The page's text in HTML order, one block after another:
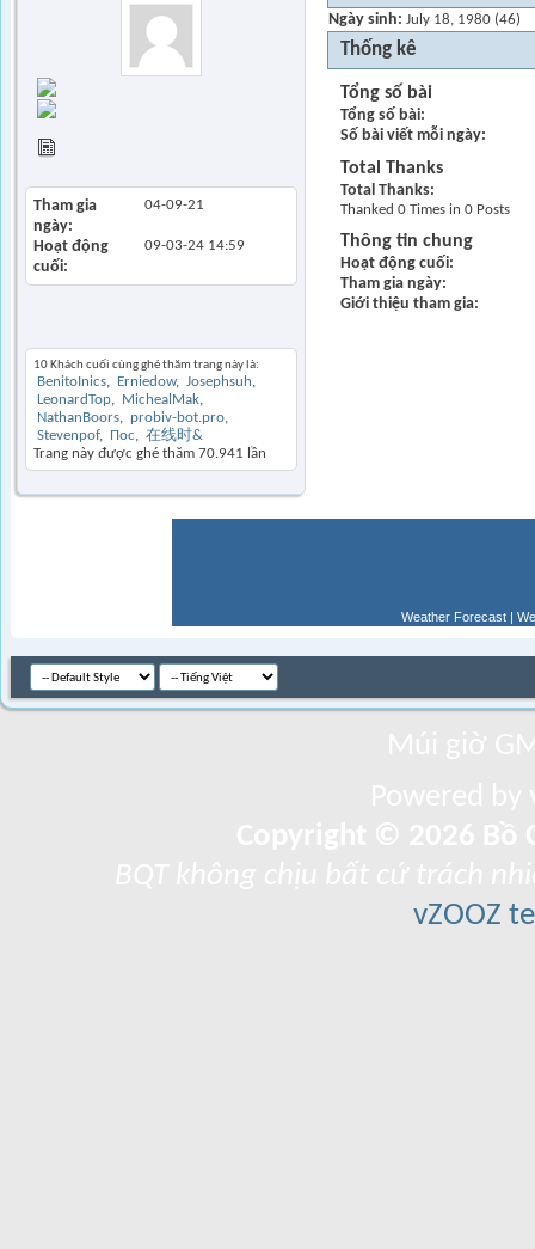
Tham gia
ngày
04-09-21
Hoạt động
cuối
09-03-24 14:59
10 Khách cuối cùng ghé thăm trang này là:
BenitoInics Erniedow
Josephsuh
LeonardTop
MichealMak
NathanBoors
probiv-bot.pro
Stevenpof
Пос
在线时&
Trang này được ghé thăm 70.941 lần
Ngày sinh July 18, 1980 (46)
Thống kê
Tổng số bài
Tổng số bài
Số bài viết mỗi ngày
Total Thanks
Total Thanks
Thanked 0 Times in 0 Posts
Thông tin chung
Hoạt động cuối
Tham gia ngày
Giới thiệu tham gia
Weather Forecast |
vZOOZ